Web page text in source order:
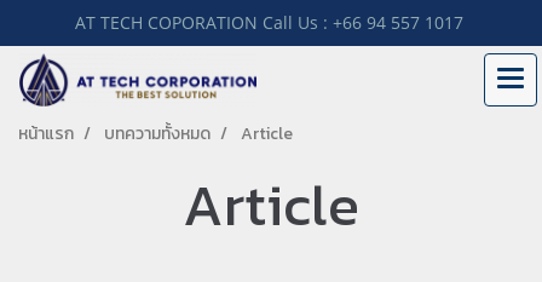
AT TECH COPORATION Call Us : +66 94 557 1017
หน้าแรก บทความทั้งหมด Article
Article